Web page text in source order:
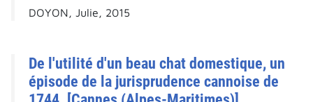
DOYON, Julie, 2015
De l'utilité d'un beau chat domestique, un
épisode de la jurisprudence cannoise de